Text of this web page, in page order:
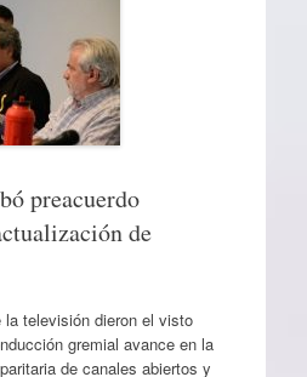
preacuerdo
de
la televisión dieron el visto
gremial avance en la
de canales abiertos y